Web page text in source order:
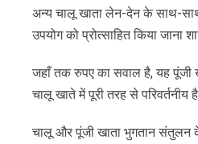
अन्य चालू खाता लेन-देन के साथ-
उपयोग को प्रोत्साहित किया जाना
जहाँ तक रुपए का सवाल है, यह
चालू खाते में पूरी तरह से परिवर्तनीय
चालू और पूंजी खाता भुगतान संतुलन